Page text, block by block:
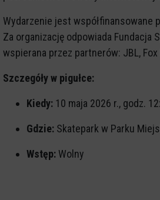
Wydarzenie jest współfinansowane
Za organizację odpowiada Fundacja
wspierana przez partnerów: JBL, Fox
Szczegóły w pigułce:
Kiedy: 10 maja 2026 r., godz.
Gdzie: Skatepark w Parku
Wstęp: Wolny